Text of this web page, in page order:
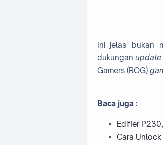
Ini jelas bukan
dukunganupdate
Gamers (ROG)
Baca juga :
Edifier
Cara